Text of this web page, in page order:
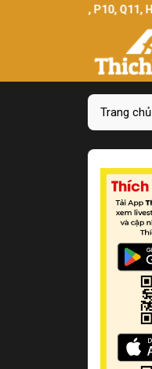
Thới, P10, Q11, HCM
Trang chủ